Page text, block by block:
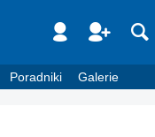
Poradniki Galerie